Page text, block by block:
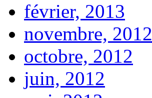
février, 2013
novembre, 2012
octobre, 2012
juin, 2012